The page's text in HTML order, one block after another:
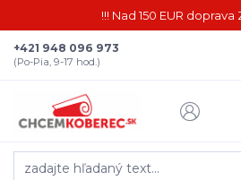
!!! Nad 150 EUR doprava
+421 948 096 973
(Po-Pia, 9-17 hod.)